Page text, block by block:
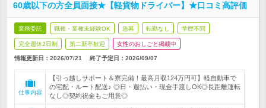
60歳以下の方全員面接★【軽貨物ドライバー】★口コミ高評価
業務委託 職種・業種未経験OK 急募 転勤なし 学歴不問
完全週休2日制 第二新卒歓迎 女性のおしごと掲載中
情報更新日：2026/07/21 終了予定日： 2026/09/07
仕事内容
【引っ越しサポート＆寮完備！最高月収124万円可】軽自動車で
の宅配・ルート配送♪ ◎日・週払い・現金手渡しOK◎長距離運転
なし◎契約祝金もご用意◎